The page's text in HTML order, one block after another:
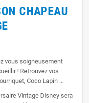
CHAPEAU
vous soigneusement
! Retrouvez vos
Coco Lapin ...
Vintage Disney sera